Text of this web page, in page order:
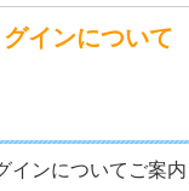
インについて
インについてご案